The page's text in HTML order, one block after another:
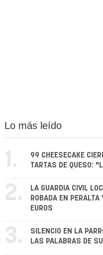
Lo más leído
1.
99 CHEESECAKE
TARTAS DE QUESO:
2.
LA GUARDIA CIVIL
ROBADA EN
EUROS
3.
SILENCIO EN LA
LAS PALABRAS DE